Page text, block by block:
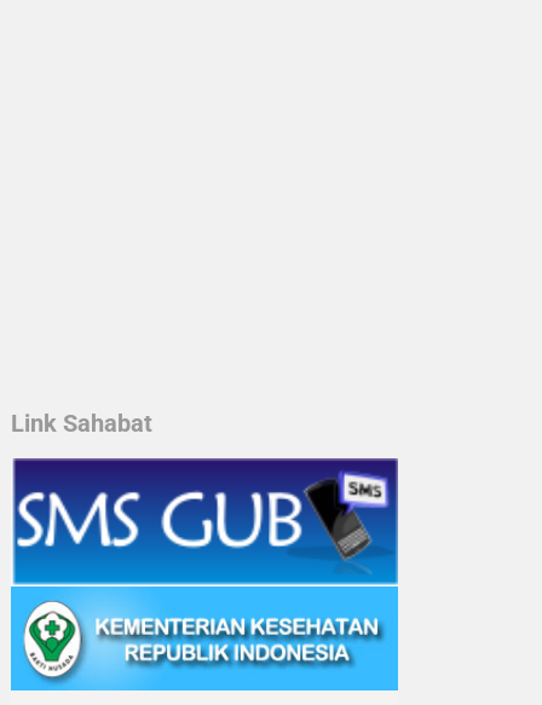
Link Sahabat